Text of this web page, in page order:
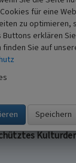
großen
3 a
für eine
zu optimieren,
erklären
Sie auf